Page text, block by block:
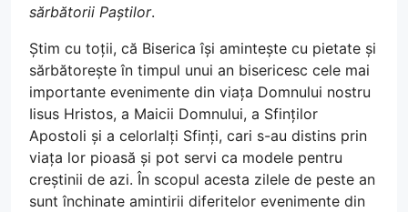
sărbătorii Paștilor.
Știm cu toții, că Biserica își amintește cu pietate și
sărbătorește în timpul unui an bisericesc cele mai
importante evenimente din viața Domnului nostru
Iisus Hristos, a Maicii Domnului, a Sfinților
Apostoli și a celorlalți Sfinți, cari s-au distins prin
viața lor pioasă și pot servi ca modele pentru
creștinii de azi. În scopul acesta zilele de peste an
sunt închinate amintirii diferitelor evenimente din